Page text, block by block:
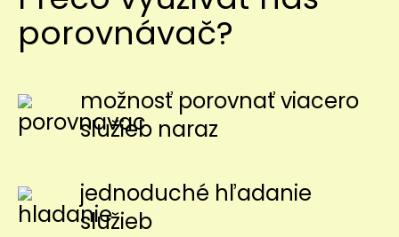
porovnávač?
možnosť porovnať viacero
služieb naraz
jednoduché hľadanie
služieb